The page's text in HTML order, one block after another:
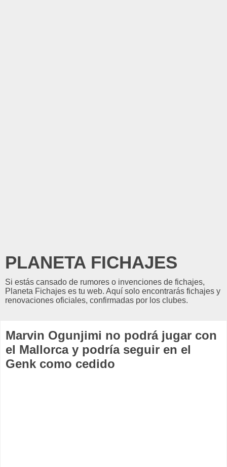
PLANETA FICHAJES
Si estás cansado de rumores o invenciones de fichajes,
Planeta Fichajes es tu web. Aquí solo encontrarás fichajes y
renovaciones oficiales, confirmadas por los clubes.
Marvin Ogunjimi no podrá jugar con
el Mallorca y podría seguir en el
Genk como cedido